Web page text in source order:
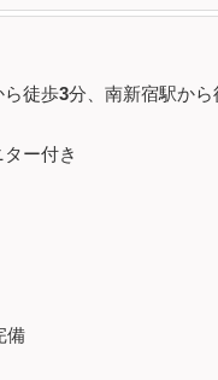
ら徒歩3分、南新宿駅から
ー付き
備